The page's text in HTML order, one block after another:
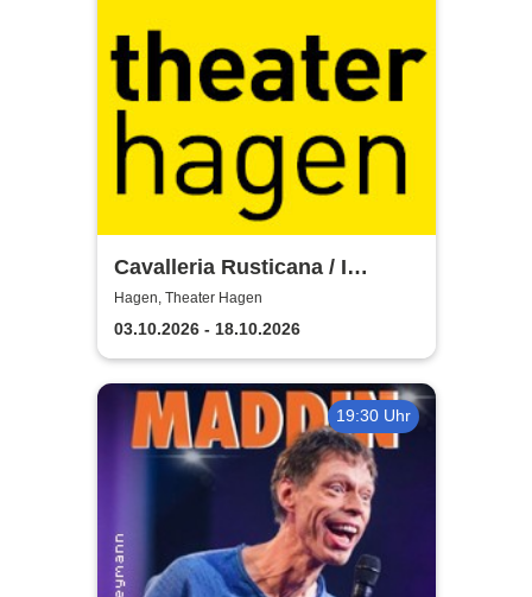
Cavalleria Rusticana / I
Pagliacci - Theater Hagen
Hagen, Theater Hagen
03.10.2026 - 18.10.2026
19:30 Uhr